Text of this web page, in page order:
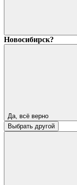
Новосибирск?
Да, всё верно
Выбрать другой